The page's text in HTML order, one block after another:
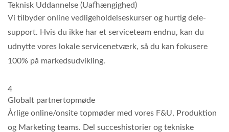
Teknisk Uddannelse (Uafhængighed)
Vi tilbyder online vedligeholdelseskurser og hurtig dele-
support. Hvis du ikke har et serviceteam endnu, kan du
udnytte vores lokale servicenetværk, så du kan fokusere
100% på markedsudvikling.
4
Globalt partnertopmøde
Årlige online/onsite topmøder med vores F&U, Produktion
og Marketing teams. Del succeshistorier og tekniske